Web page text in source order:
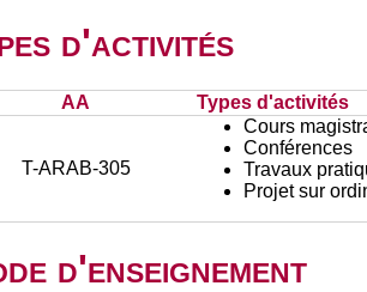
d'activités
AA Types d'activités
T-ARAB-305
Cours
Conférences
Travaux
Projet sur
d'enseignement